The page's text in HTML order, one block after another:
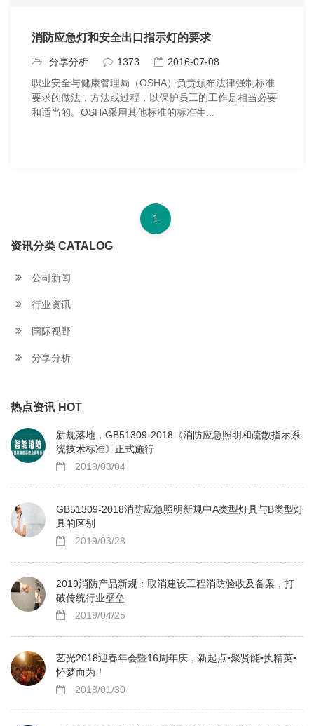
消防应急灯和安全出口指示灯的要求
分享分析 1373
2016-07-08
职业安全与健康管理局（OSHA）负责颁布法律强制标准
要求的做法，方法或过程，以保护员工的工作是相当必要
和适当的。OSHA采用其他标准的标准生...
1
资讯分类 CATALOG
公司新闻
行业资讯
国际视野
分享分析
热点资讯 HOT
新规落地，GB51309-2018《消防应急照明和疏散指示系
统技术标准》正式施行
2019/03/04
GB51309-2018消防应急照明新规中A类型灯具与B类型灯
具的区别
2019/03/28
2019消防产品新规：取消建设工程消防验收及备案，打
破传统行业壁垒
2019/04/25
艺光2018迎春年会暨16周年庆，新起点•聚贤能•执精英•
怀梦而为！
2018/01/30